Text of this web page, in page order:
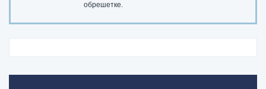
обрешетке.